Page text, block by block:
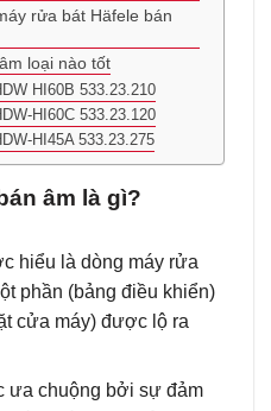
rửa bát Häfele bán
loại nào tốt
HI60B 533.23.210
HI60C 533.23.120
HI45A 533.23.275
âm là gì?
hiểu là dòng máy rửa
phần (bảng điều khiển)
cửa máy) được lộ ra
ưa chuộng bởi sự đảm